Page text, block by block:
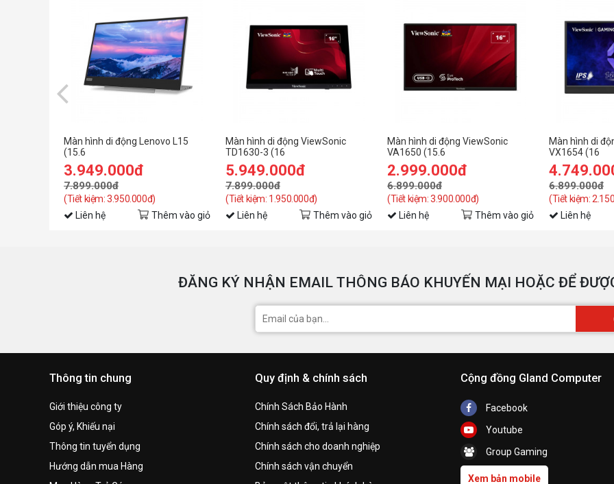
Màn hình di động Lenovo L15
(15.6
inch/FHD/IPS/60Hz/6ms/USB-C)
(66E4UAC1WW)
3.949.000đ
7.899.000đ
(Tiết kiệm: 3.950.000đ)
Liên hệ Thêm vào giỏ
Màn hình di động ViewSonic
TD1630-3 (16
inch/WXGA/TN/60Hz/12ms/loa/cảm
ứng)
5.949.000đ
7.899.000đ
(Tiết kiệm: 1.950.000đ)
Liên hệ Thêm vào giỏ
Màn hình di động ViewSonic
VA1650 (15.6
Inch/FHD/IPS/60Hz/7ms/USB-C)
2.999.000đ
6.899.000đ
(Tiết kiệm: 3.900.000đ)
Liên hệ Thêm vào giỏ
Màn hình di
VX1654 (16
inch/FHD/
C/Loa)
6.899.000đ
(Tiết kiệm:
Liên hệ
ĐĂNG KÝ NHẬN EMAIL THÔNG BÁO KHUYẾN MẠI HOẶC ĐỂ
Thông tin chung
Giới thiệu công ty
Góp ý, Khiếu nại
Thông tin tuyển dụng
Hướng dẫn mua Hàng
Quy định & chính sách
Chính Sách Bảo Hành
Chính sách đổi, trả lại hàng
Chính sách cho doanh nghiệp
Chính sách vận chuyển
Cộng đồng Gland Computer
Facebook
Youtube
Group Gaming
Xem bản mobile